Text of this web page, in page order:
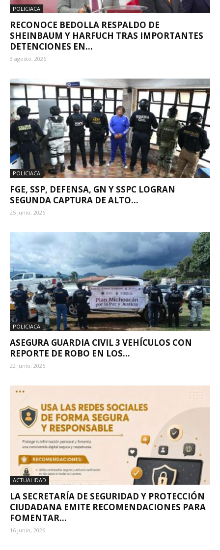
POLICIACA
RECONOCE BEDOLLA RESPALDO DE
SHEINBAUM Y HARFUCH TRAS IMPORTANTES
DETENCIONES EN...
3 agosto, 2026
POLICIACA
FGE, SSP, DEFENSA, GN Y SSPC LOGRAN
SEGUNDA CAPTURA DE ALTO...
25 junio, 2026
POLICIACA
ASEGURA GUARDIA CIVIL 3 VEHÍCULOS CON
REPORTE DE ROBO EN LOS...
22 junio, 2026
ACTUALIDAD
LA SECRETARÍA DE SEGURIDAD Y PROTECCIÓN
CIUDADANA EMITE RECOMENDACIONES PARA
FOMENTAR...
16 junio, 2026